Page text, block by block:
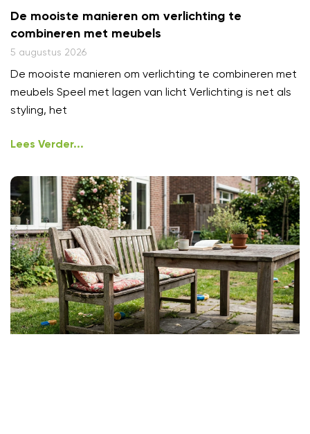
De mooiste manieren om verlichting te
combineren met meubels
5 augustus 2026
De mooiste manieren om verlichting te combineren met
meubels Speel met lagen van licht Verlichting is net als
styling, het
Lees Verder...